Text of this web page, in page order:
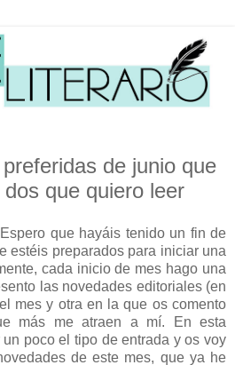
de junio que
que quiero leer
que hayáis tenido un fin de
estéis preparados para iniciar una
cada inicio de mes hago una
las novedades editoriales (en
mes y otra en la que os comento
más me atraen a mí. En esta
poco el tipo de entrada y os voy
de este mes, que ya he